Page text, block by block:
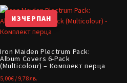
ИЗЧЕРПАН
Iron Maiden Plectrum Pack:
Album Covers 6-Pack
(Multicolour) – Комплект перца
5,00€ / 9,78 лв.